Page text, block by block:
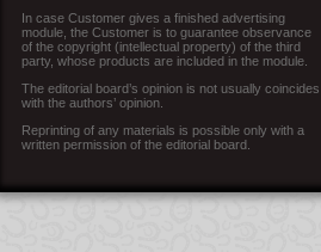
In case Customer gives a finished advertising
module, the Customer is to guarantee observance
of the copyright (intellectual property) of the third
party, whose products are included in the module.
The editorial board’s opinion is not usually coincides
with the authors’ opinion.
Reprinting of any materials is possible only with a
written permission of the editorial board.